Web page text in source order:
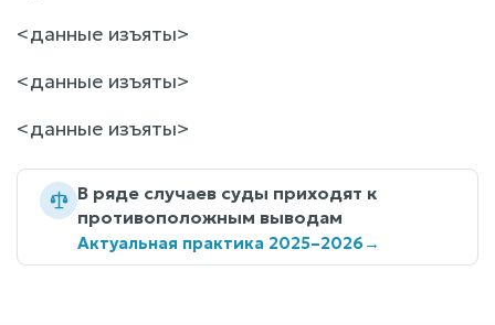
<данные изъяты>
<данные изъяты>
<данные изъяты>
В ряде случаев суды приходят к
противоположным выводам
Актуальная практика 2025–2026→